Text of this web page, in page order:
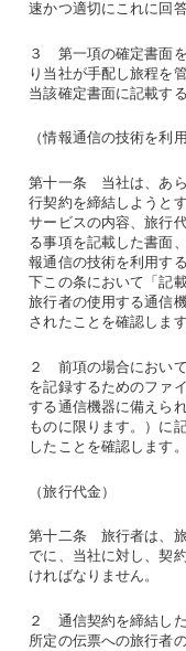
速かつ適切にこれに回
３ 第一項の確定書面
り当社が手配し旅程を
当該確定書面に記載す
（情報通信の技術を利
第十一条 当社は、あ
行契約を締結しようと
サービスの内容、旅行
る事項を記載した書面
報通信の技術を利用す
下この条において「記
旅行者の使用する通信
されたことを確認します
２ 前項の場合におい
を記録するためのファ
する通信機器に備えら
ものに限ります。）に
したことを確認します。
（旅行代金）
第十二条 旅行者は、旅
でに、当社に対し、契
ければなりません。
２ 通信契約を締結し
所定の伝票への旅行者